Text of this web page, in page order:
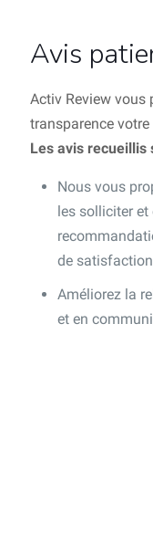
Avis
Activ Review vous
transparence votre
Les avis recueillis
Nous vous
les solliciter
de satisfaction
Améliorez la
et en